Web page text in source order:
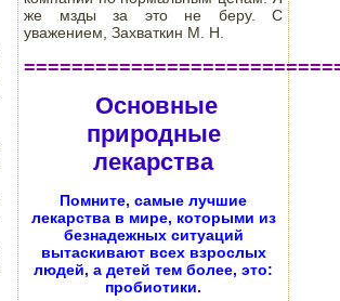
же мзды за это не беру. С
уважением, Захваткин М. Н.
Основные
природные
лекарства
Помните, самые лучшие
лекарства в мире, которыми из
безнадежных ситуаций
вытаскивают всех взрослых
людей, а детей тем более, это:
пробиотики.